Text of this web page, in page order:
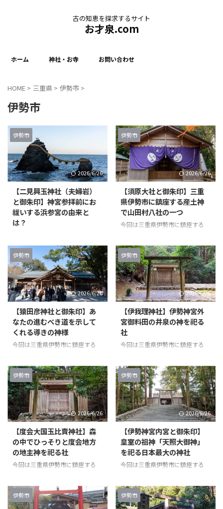
古の知恵を探求するサイト
お才泉.com
ホーム 神社・お寺 お問い合わせ
HOME > 三重県 > 伊勢市 >
伊勢市
伊勢市
2026/6/26
【二見興玉神社（夫婦岩）
と御朱印】神宮参拝前にお
祓いする浜参宮の由来と
は？
「二見興玉神社（夫婦岩）」をご
紹介いたします。 二見興玉神社
ふたみおきたまじんじゃとは 二
見興玉神社ふたみおきたまじんじ
ゃまでの道のり 二見興玉神社へ
はJR参宮線で最寄り駅の二見浦
駅で下車。 伊勢市駅からだと8分
ほどで着きますが、電車の本数が
あまり多くないので余裕を持って
向かったほうがいいですね。 二
見浦駅から二見興玉神社までは徒
は、こんなに大きな鳥居がありま
す。 二見興玉神社ふたみおきた
まじんじゃの境 ...
伊勢市
2026/6/26
【須原大社と御朱印】三重
県伊勢市に鎮座する産土神
で山田村八社の一つ
今回は三重県伊勢市に鎮座する
す。 須原大社すはらおおやしろ
とは 須原大社すはらおおやしろ
までの道のり 須原大社の最寄駅
は伊勢市駅。 駅から500mほどの
距離なので歩いて行けます。 途
中には伊勢神宮外宮の別宮「月夜
見宮」が鎮座していますので、須
原大社参拝後は寄ってみてはいか
がでしょうか。 須原大社すはら
おおやしろの境内 こちらが須原
大社の鳥居。 奥に見える建物が
ただけます。 鳥居の左の道路沿
いには須原大社の御 ...
伊勢市
2026/6/26
【猿田彦神社と御朱印】あ
なたの進むべき道を示して
くれる導きの神様
今回は三重県伊勢市に鎮座する
す。 猿田彦神社さるたひこじん
じゃとは 猿田彦神社さるたひこ
じんじゃまでの道のり このマッ
プは伊勢神宮内宮から猿田彦神社
へ向かう方が多いていで書いてい
ますので、あしからず。 猿田彦
神社までは、伊勢神宮内宮からお
はらい町通りをまっすぐ進めば到
着します。（手前で交差点を渡り
ますが） かかる時間は15〜20分
程度でしょうか。 車通りがある
町通りで食べ歩きしながら向かう
のも楽しいですよ(^ ^) & ...
伊勢市
2026/6/26
【伊我理神社】伊勢神宮外
宮御料田の井泉の神を祀る
社
今回は三重県伊勢市に鎮座する
す。 伊我理神社いがりじんじ
ゃ：豊受大神宮末社とは 伊我理
神社いがりじんじゃの境内 前回
の記事で書いた、伊勢神宮外宮の
外に鎮座する度会大国玉比賣神社
わたらいおおくにたまひめじんじ
ゃと近い場所に鎮座する伊我理神
社いがりじんじゃ。 同じ入口か
ら入りますが、ここの奥に何があ
るかは一切何も書かれていませ
ん。 度会大国玉比賣神社の記事
と右手に度会大国玉比賣神社。
そのままさらに進むと階段が見え
てきます ...
伊勢市
2026/6/26
【度会大国玉比賣神社】森
の中でひっそりと度会地方
の地主神を祀る社
今回は三重県伊勢市に鎮座する
いたします。 度会大国玉比賣神
社わたらいおおくにたまひめじん
じゃ：豊受大神宮摂社とは 度会
伊勢市
2026/6/26
【伊勢神宮内宮と御朱印】
皇室の祖神「天照大御神」
を祀る日本最大の神社
今回は三重県伊勢市に鎮座する
ます。 伊勢神宮内宮いせじんぐ
うないくうとは 伊勢神宮内宮ま
での道のり 伊勢神宮外宮から内
伊勢市 伊勢市